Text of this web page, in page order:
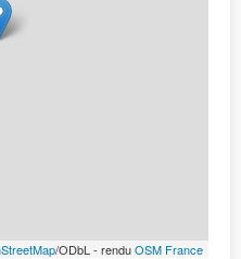
/ODbL - renduOSM France